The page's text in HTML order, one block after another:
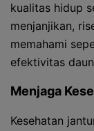
kualitas hidup
menjanjikan,
memahami
efektivitas
Menjaga
Kesehatan